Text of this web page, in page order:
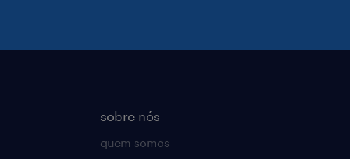
sobre nós
quem somos